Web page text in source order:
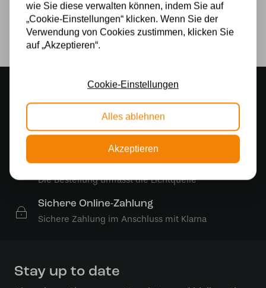
Lichtquelle
Stimmungsvoller Showroom
500 m2 großes Lampengeschäft in Rijssen
Kostenlose Lichtquellen
Die Bestellung umfasst die Lichtquelle
Sichere Online-Zahlung
Sichere Zahlung im Anschluss mit Klarna
Stay up to date
wie Sie diese verwalten können, indem Sie auf
„Cookie-Einstellungen“ klicken. Wenn Sie der
Verwendung von Cookies zustimmen, klicken Sie
auf „Akzeptieren“.
Cookie-Einstellungen
Alles ablehnen
Akzeptieren